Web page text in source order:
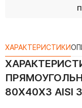
ХАРАКТЕРИСТИКИ
80Х40Х3 AISI